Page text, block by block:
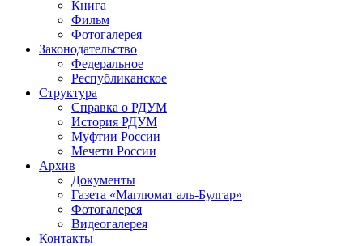
Книга
Фильм
Фотогалерея
Законодательство
Федеральное
Республиканское
Структура
Справка о РДУМ
История РДУМ
Муфтии России
Мечети России
Архив
Документы
Газета «Маглюмат аль-Булгар»
Фотогалерея
Видеогалерея
Контакты